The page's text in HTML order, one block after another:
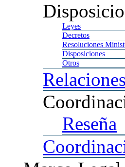
Leyes
Decretos
Resoluciones
Disposiciones
Otros
Relaciones
Reseña